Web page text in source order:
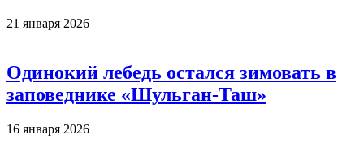
21 января 2026
Одинокий лебедь остался зимовать в
заповеднике «Шульган-Таш»
16 января 2026